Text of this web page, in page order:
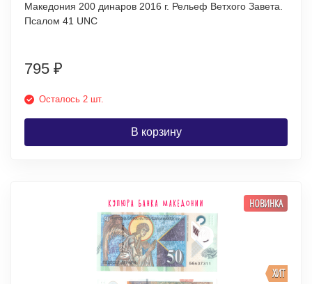
Македония 200 динаров 2016 г. Рельеф Ветхого Завета.
Псалом 41 UNC
795 ₽
Осталось 2 шт.
В корзину
ХИТ
НОВИНКА